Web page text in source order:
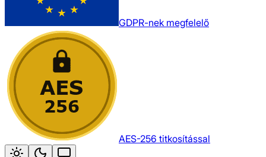
GDPR-nek megfelelő
AES-256 titkosítással